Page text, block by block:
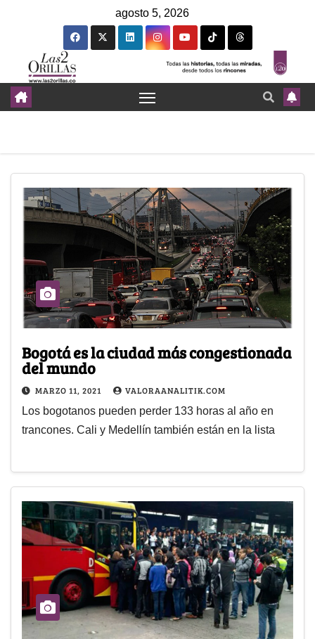
agosto 5, 2026
Bogotá es la ciudad más congestionada
del mundo
MARZO 11, 2021 VALORAANALITIK.COM
Los bogotanos pueden perder 133 horas al año en
trancones. Cali y Medellín también están en la lista